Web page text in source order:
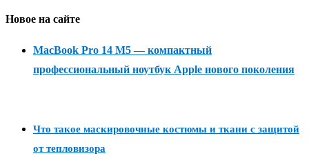
Новое на сайте
MacBook Pro 14 M5 — компактный
профессиональный ноутбук Apple нового поколения
Что такое маскировочные костюмы и ткани с защитой
от тепловизора